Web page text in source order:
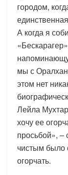
городом,
А когда я
мы с
этом нет
Лейла
хочу ее
просьбой», –
чистым было
огорчать.